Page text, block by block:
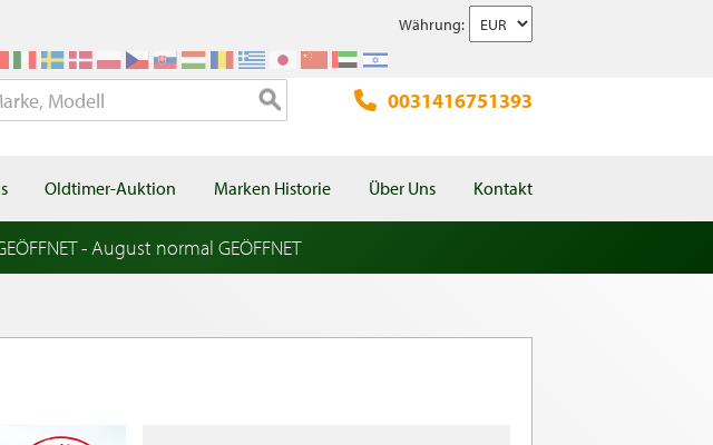
Währung:
0031416751393
Oldtimer-Auktion Marken Historie Über Uns Kontakt
- August normal GEÖFFNET